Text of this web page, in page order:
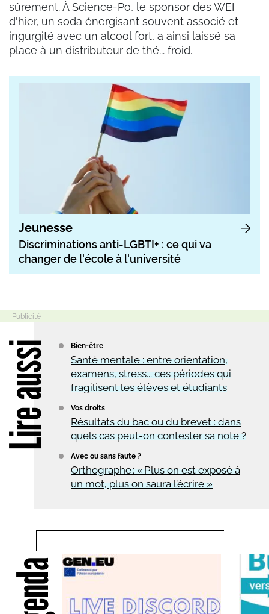
sûrement. À Science-Po, le sponsor des WEI
d'hier, un soda énergisant souvent associé et
ingurgité avec un alcool fort, a ainsi laissé sa
place à un distributeur de thé... froid.
Jeunesse
Discriminations anti-LGBTI+ : ce qui va
changer de l'école à l'université
Bien-être
Santé mentale : entre orientation,
examens, stress... ces périodes qui
fragilisent les élèves et étudiants
Vos droits
Résultats du bac ou du brevet : dans
quels cas peut-on contester sa note ?
Avec ou sans faute ?
Orthographe : « Plus on est exposé à
un mot, plus on saura l’écrire »